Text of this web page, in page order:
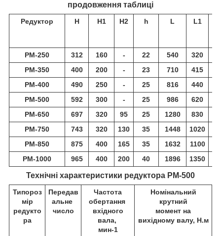
продовження таблиці
Редуктор Н Н1 Н2 h L L1
РМ-250 312 160 - 22 540 320
РМ-350
400 200 - 23 710 415
РМ-400
490 250 - 25 816 440
РМ-500
592 300 - 25 986 620
РМ-650
697 320 95 25 1280 830
РМ-750
743 320 130 35 1448 1020
РМ-850
875 400 165 35 1632 1100
РМ-1000
965 400 200 40 1896 1350
Технічні характеристики редуктора РМ-500
Типороз
мір
редукто
ра
Передав
альне
число
Частота
обертання
вхідного
вала,
мин-1
Номінальний
крутний
момент на
вихідному валу, Н.м